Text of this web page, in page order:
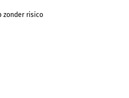
zonder risico